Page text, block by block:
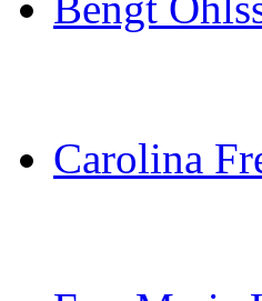
Carolina